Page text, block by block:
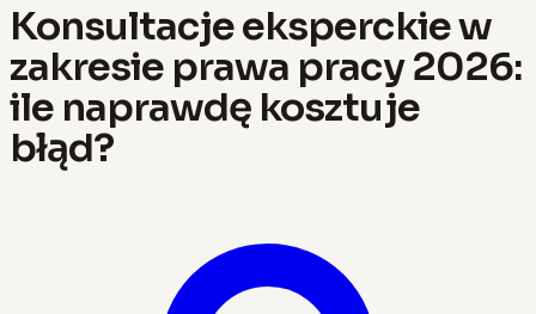
Konsultacje eksperckie w
zakresie prawa pracy 2026:
ile naprawdę kosztuje
błąd?